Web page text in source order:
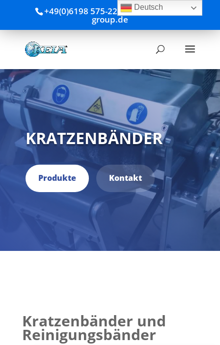
+49(0)6198 575-220 info@kela-
group.de
KRATZENBÄNDER
Produkte Kontakt
Kratzenbänder und
Reinigungsbänder
Deutsch